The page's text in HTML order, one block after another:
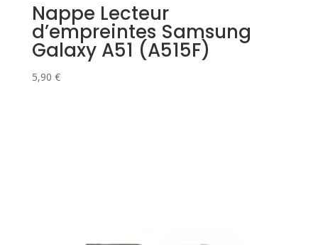
Nappe Lecteur
d’empreintes Samsung
Galaxy A51 (A515F)
5,90 €